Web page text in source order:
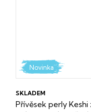
Novinka
Přívěsek perly Keshi
SKLADEM